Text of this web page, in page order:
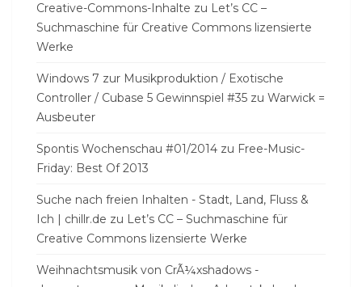
Creative-Commons-Inhalte zu Let’s CC –
Suchmaschine für Creative Commons lizensierte
Werke
Windows 7 zur Musikproduktion / Exotische
Controller / Cubase 5 Gewinnspiel #35 zu Warwick =
Ausbeuter
Spontis Wochenschau #01/2014 zu Free-Music-
Friday: Best Of 2013
Suche nach freien Inhalten - Stadt, Land, Fluss &
Ich | chillr.de zu Let’s CC – Suchmaschine für
Creative Commons lizensierte Werke
Weihnachtsmusik von CrÃ¼xshadows -